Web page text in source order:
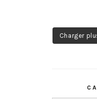
Charger